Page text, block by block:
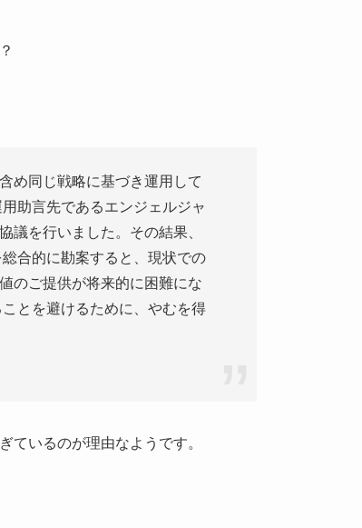
め同じ戦略に基づき運用して
助言先であるエンジェルジャ
議を行いました。その結果、
合的に勘案すると、現状での
のご提供が将来的に困難にな
とを避けるために、やむを得
ているのが理由なようです。